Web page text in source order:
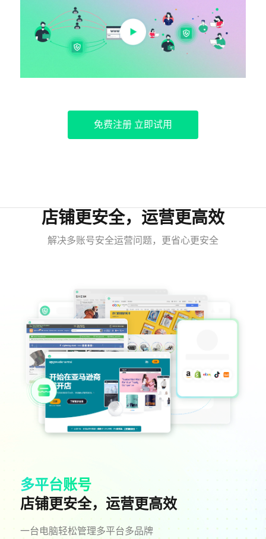
免费注册 立即试用
店铺更安全，运营更高效
解决多账号安全运营问题，更省心更安全
多平台账号
店铺更安全，运营更高效
一台电脑轻松管理多平台多品牌